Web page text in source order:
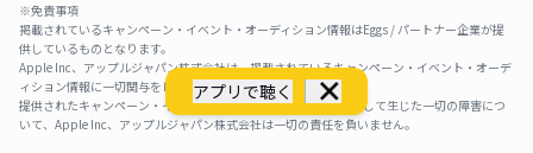
アプリで聴く
※免責事項
掲載されているキャンペーン・イベント・オーディション情報はEggs / パートナー企業が提
供しているものとなります。
Apple Inc、アップルジャパン株式会社は、掲載されているキャンペーン・イベント・オーデ
ィション情報に一切関与をしておりません。
提供されたキャンペーン・イベント・オーディション情報を利用して生じた一切の障害につ
いて、Apple Inc、アップルジャパン株式会社は一切の責任を負いません。